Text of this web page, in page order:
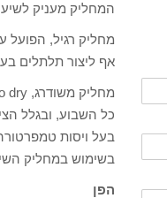
המחליק מעניק
מחליק רגיל,
אף ליצור תלתלים
כל השבוע, ובגלל
בעל ויסות
בשימוש במחליק
הפן